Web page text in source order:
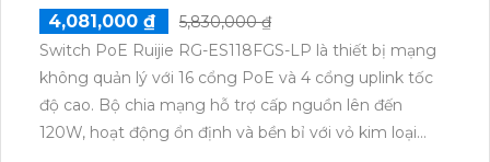
4,081,000 ₫
5,830,000 ₫
Switch PoE Ruijie RG-ES118FGS-LP là thiết bị mạng
không quản lý với 16 cổng PoE và 4 cổng uplink tốc
độ cao. Bộ chia mạng hỗ trợ cấp nguồn lên đến
120W, hoạt động ổn định và bền bỉ với vỏ kim loại